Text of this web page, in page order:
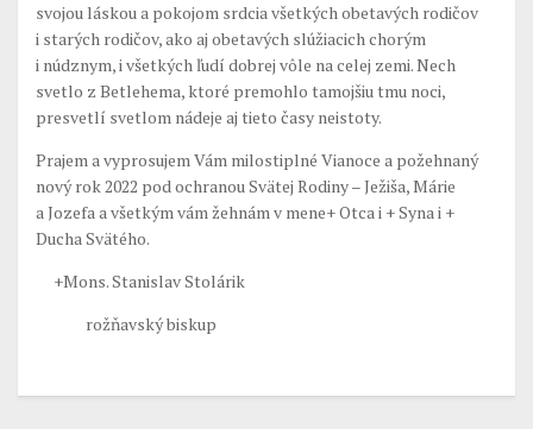
svojou láskou a pokojom srdcia všetkých obetavých rodičov
i starých rodičov, ako aj obetavých slúžiacich chorým
i núdznym, i všetkých ľudí dobrej vôle na celej zemi. Nech
svetlo z Betlehema, ktoré premohlo tamojšiu tmu noci,
presvetlí svetlom nádeje aj tieto časy neistoty.
Prajem a vyprosujem Vám milostiplné Vianoce a požehnaný
nový rok 2022 pod ochranou Svätej Rodiny – Ježiša, Márie
a Jozefa a všetkým vám žehnám v mene+ Otca i + Syna i +
Ducha Svätého.
+Mons. Stanislav Stolárik
rožňavský biskup